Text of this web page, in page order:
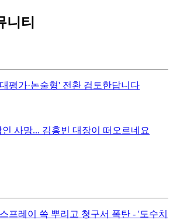
니티
평가·논술형' 전환 검토한답니다
사망... 김홍빈 대장이 떠오르네요
프레이 쓱 뿌리고 청구서 폭탄 - '도수치